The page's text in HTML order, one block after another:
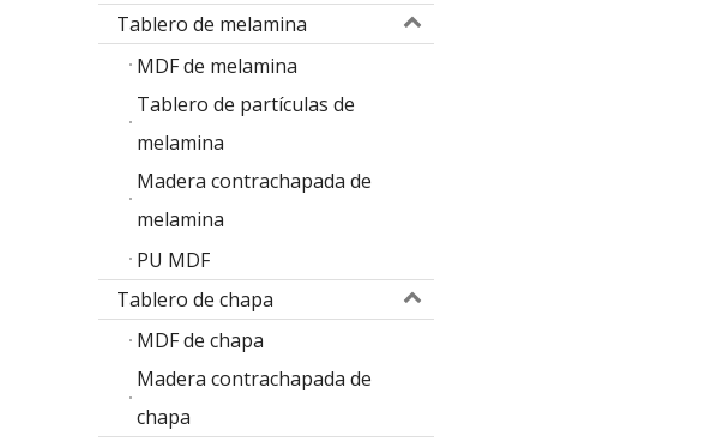
Tablero de melamina
MDF de melamina
Tablero de partículas de
melamina
Madera contrachapada de
melamina
PU MDF
Tablero de chapa
MDF de chapa
Madera contrachapada de
chapa